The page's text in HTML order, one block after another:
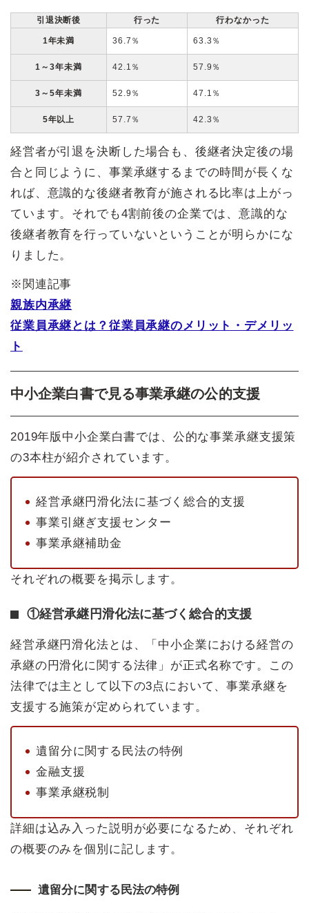
引退決断後 行った 行わなかった
1年未満 36.7％ 63.3％
1～3年未満 42.1％ 57.9％
3～5年未満 52.9％ 47.1％
5年以上 57.7％ 42.3％
経営者が引退を決断した場合も、後継者決定後の場
合と同じように、事業承継するまでの時間が長くな
れば、意識的な後継者教育が施される比率は上がっ
ています。それでも4割前後の企業では、意識的な
後継者教育を行っていないということが明らかにな
りました。
※関連記事
親族内承継
従業員承継とは？従業員承継のメリット・デメリッ
ト
中小企業白書で見る事業承継の公的支援
2019年版中小企業白書では、公的な事業承継支援策
の3本柱が紹介されています。
経営承継円滑化法に基づく総合的支援
事業引継ぎ支援センター
事業承継補助金
それぞれの概要を掲示します。
①経営承継円滑化法に基づく総合的支援
経営承継円滑化法とは、「中小企業における経営の
承継の円滑化に関する法律」が正式名称です。この
法律では主として以下の3点において、事業承継を
支援する施策が定められています。
遺留分に関する民法の特例
金融支援
事業承継税制
詳細は込み入った説明が必要になるため、それぞれ
の概要のみを個別に記します。
遺留分に関する民法の特例